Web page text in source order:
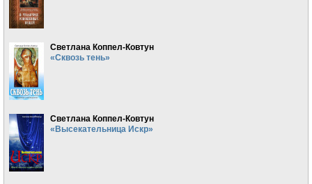
Светлана Коппел-Ковтун
«Сквозь тень»
Светлана Коппел-Ковтун
«Высекательница Искр»